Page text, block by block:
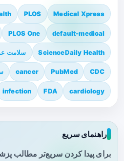
Medical Xpress
PLOS
default-medical
PLOS One
ScienceDaily Health سلامت
CDC
PubMed
cancer
cardiology
FDA
infection
راهنمای سریع
برای پیدا کردن سریع‌تر مطالب